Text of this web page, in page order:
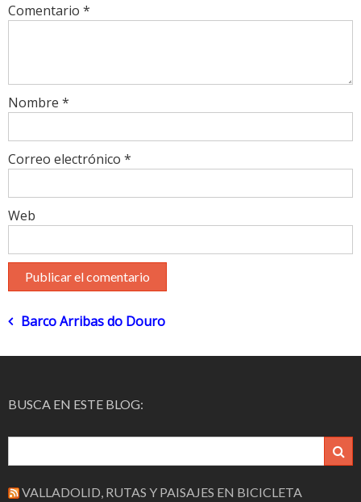
Comentario *
Nombre *
Correo electrónico *
Web
Navegación
de
Barco Arribas do Douro
BUSCA EN ESTE BLOG:
VALLADOLID, RUTAS Y PAISAJES EN BICICLETA